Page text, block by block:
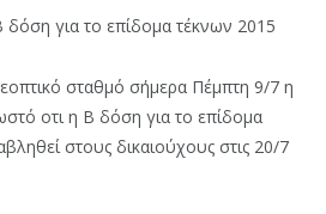
δόση για το επίδομα τέκνων 2015
σταθμό σήμερα Πέμπτη 9/7 η
οτι η Β δόση για το επίδομα
στους δικαιούχους στις 20/7